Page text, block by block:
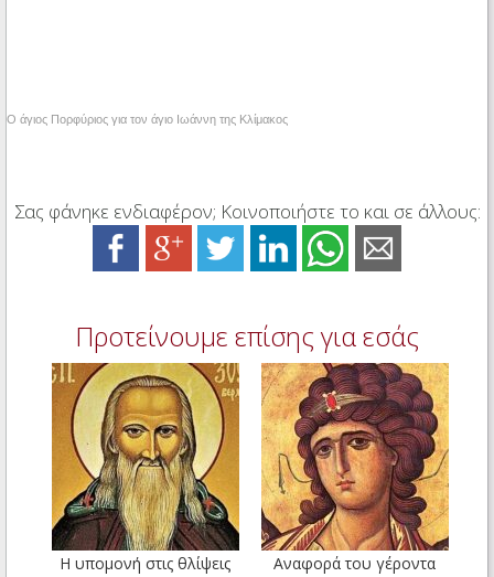
Ο άγιος Πορφύριος για τον άγιο Ιωάννη της Κλίμακος
Σας φάνηκε ενδιαφέρον; Κοινοποιήστε το και σε άλλους:
Προτείνουμε επίσης για εσάς
Η υπομονή στις θλίψεις Αναφορά του γέροντα